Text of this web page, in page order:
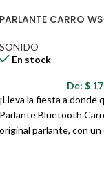
por
y otras
tendrán
transporte
PARLANTE CARRO
SONIDO
En stock
De:$
¡Lleva la fiesta a donde
Parlante Bluetooth
original parlante, con